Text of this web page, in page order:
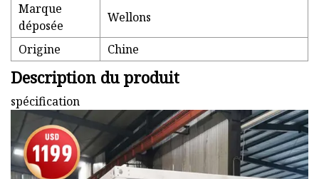
Marque
déposée
Wellons
Origine Chine
Description du produit
spécification